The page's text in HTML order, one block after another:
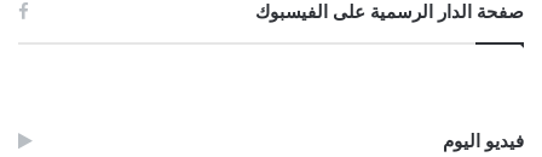
صفحة الدار الرسمية على الفيسبوك
فيديو اليوم